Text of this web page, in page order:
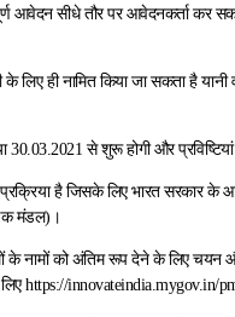
आवेदन सीधे तौर पर आवेदनकर्ता कर
ही नामित किया जा सकता है यानी
30.03.2021 से शुरू होगी और
है जिसके लिए भारत सरकार के
मंडल)।
के नामों को अंतिम रूप देने के लिए
लिए https://